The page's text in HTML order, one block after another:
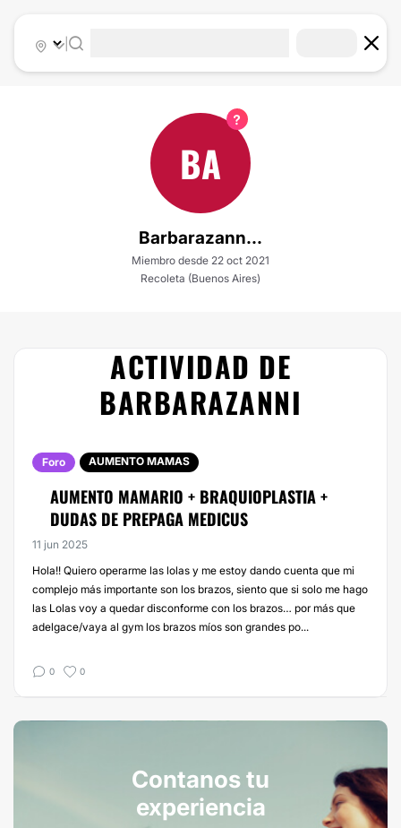
|
BA
Barbarazann...
Miembro desde 22 oct 2021
Recoleta (Buenos Aires)
ACTIVIDAD DE
BARBARAZANNI
Foro AUMENTO MAMAS
AUMENTO MAMARIO + BRAQUIOPLASTIA +
DUDAS DE PREPAGA MEDICUS
11 jun 2025
Hola!! Quiero operarme las lolas y me estoy dando cuenta que mi
complejo más importante son los brazos, siento que si solo me hago
las Lolas voy a quedar disconforme con los brazos… por más que
adelgace/vaya al gym los brazos míos son grandes po...
0 0
Contanos tu
experiencia